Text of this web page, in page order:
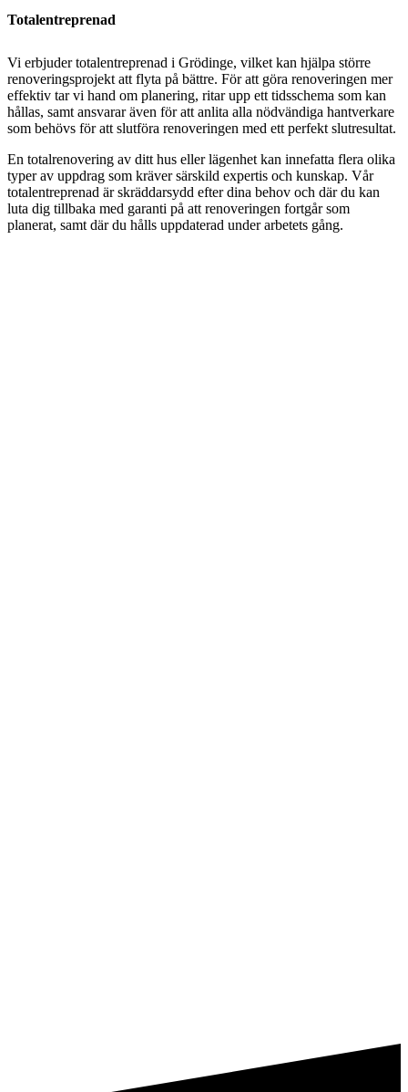
Totalentreprenad
Vi erbjuder totalentreprenad i Grödinge, vilket kan hjälpa större
renoveringsprojekt att flyta på bättre. För att göra renoveringen mer
effektiv tar vi hand om planering, ritar upp ett tidsschema som kan
hållas, samt ansvarar även för att anlita alla nödvändiga hantverkare
som behövs för att slutföra renoveringen med ett perfekt slutresultat.
En totalrenovering av ditt hus eller lägenhet kan innefatta flera olika
typer av uppdrag som kräver särskild expertis och kunskap. Vår
totalentreprenad är skräddarsydd efter dina behov och där du kan
luta dig tillbaka med garanti på att renoveringen fortgår som
planerat, samt där du hålls uppdaterad under arbetets gång.